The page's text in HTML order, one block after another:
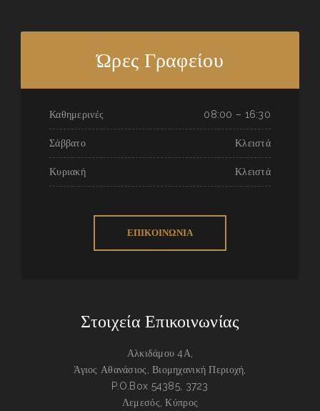
Ώρες Γραφείου
Καθημερινές 08:00 – 16:30
Σάββατο Κλειστά
Κυριακή Κλειστά
ΕΠΙΚΟΙΝΩΝΙΑ
Στοιχεία Επικοινωνίας
Αλκιδάμου 4Α,
Άγιος Αθανάσιος, Βιομηχανική Περιοχή,
P.O.Box 54385, 3723
Λεμεσός, Κύπρος